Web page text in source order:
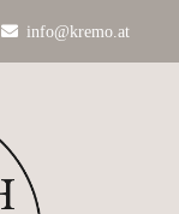
info@kremo.at